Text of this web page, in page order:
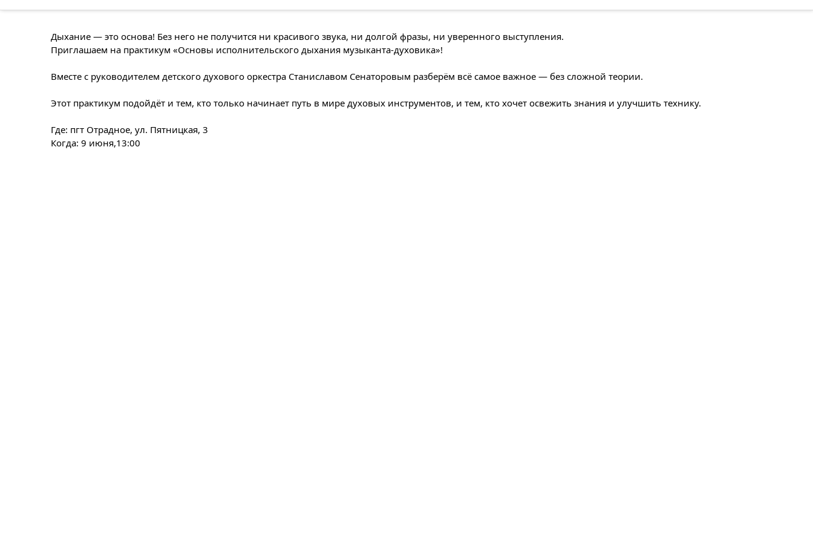
Дыхание — это основа! Без него не получится ни красивого звука, ни долгой фразы, ни уверенного выступления.
Приглашаем на практикум «Основы исполнительского дыхания музыканта-духовика»!
Вместе с руководителем детского духового оркестра Станиславом Сенаторовым разберём всё самое важное — без сложной теории.
Этот практикум подойдёт и тем, кто только начинает путь в мире духовых инструментов, и тем, кто хочет освежить знания и улучшить технику.
Где: пгт Отрадное, ул. Пятницкая, 3
Когда: 9 июня,13:00